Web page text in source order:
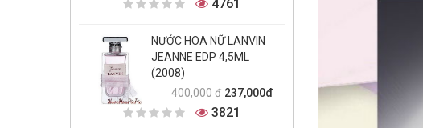
4761
NƯỚC HOA NỮ LANVIN
JEANNE EDP 4,5ML
(2008)
400,000 đ 237,000đ
3821